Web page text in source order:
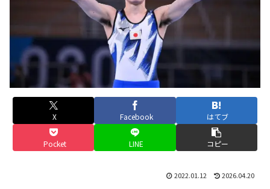
X Facebook はてブ
Pocket LINE コピー
2022.01.12 2026.04.20